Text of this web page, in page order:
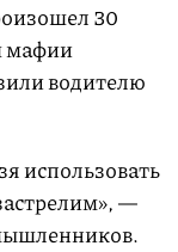
30
мафии
водителю
использовать
—